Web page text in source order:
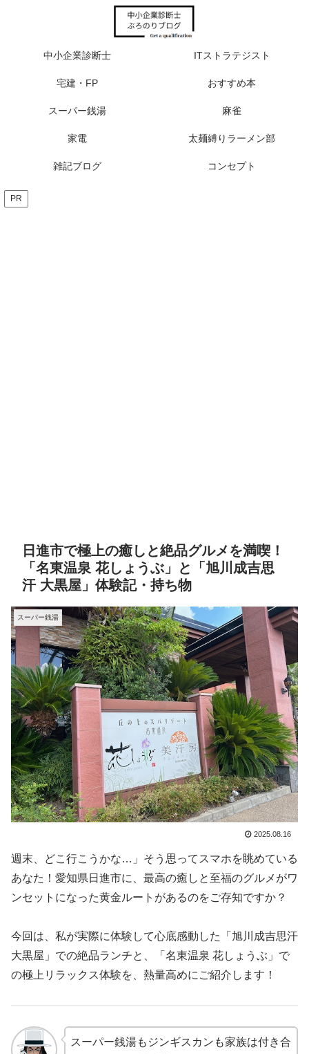
中小企業診断士 ITストラテジスト
宅建・FP おすすめ本
スーパー銭湯 麻雀
家電 太麺縛りラーメン部
雑記ブログ コンセプト
PR
日進市で極上の癒しと絶品グルメを満喫！
「名東温泉 花しょうぶ」と「旭川成吉思
汗 大黒屋」体験記・持ち物
スーパー銭湯
2025.08.16
週末、どこ行こうかな…」そう思ってスマホを眺めている
あなた！愛知県日進市に、最高の癒しと至福のグルメがワ
ンセットになった黄金ルートがあるのをご存知ですか？
今回は、私が実際に体験して心底感動した「旭川成吉思汗
大黒屋」での絶品ランチと、「名東温泉 花しょうぶ」で
の極上リラックス体験を、熱量高めにご紹介します！
スーパー銭湯もジンギスカンも家族は付き合